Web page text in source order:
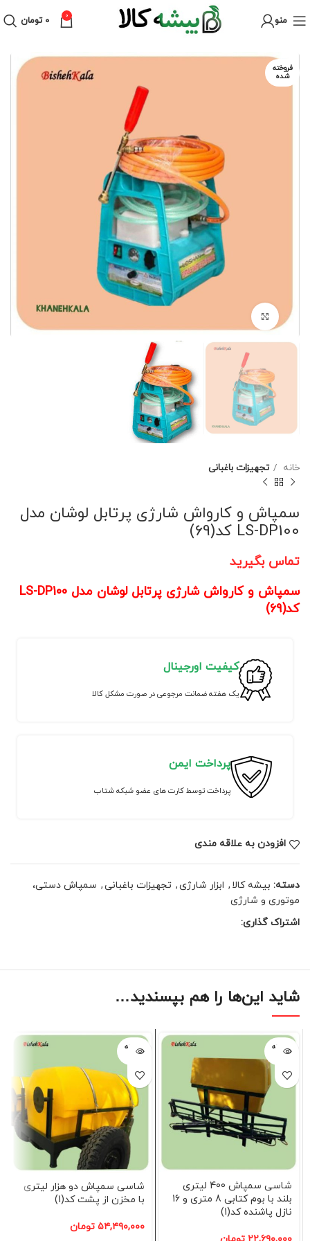
منو 0 ۰ تومان
فروخته
شده
خانه تجهیزات باغبانی
سمپاش و کارواش شارژی پرتابل لوشان مدل
LS-DP100 کد(69)
تماس بگیرید
سمپاش و کارواش شارژی پرتابل لوشان مدل LS-DP100
کد(69)
کیفیت اورجینال
یک هفته ضمانت مرجوعی در صورت مشکل کالا
پرداخت ایمن
پرداخت توسط کارت های عضو شبکه شتاب
افزودن به علاقه مندی
دسته: بیشه کالا , ابزار شارژی, تجهیزات باغبانی, سمپاش دستی،
موتوری و شارژی
اشتراک گذاری:
شاید این‌ها را هم بپسندید…
فروخته
شده
شاسی سمپاش 400 لیتری
بلند با بوم کتابی 8 متری و 16
نازل پاشنده کد(1)
فروخته
شده
شاسی سمپاش دو هزار لیتری
با مخزن از پشت کد(1)
۵۴,۴۹۰,۰۰۰ تومان